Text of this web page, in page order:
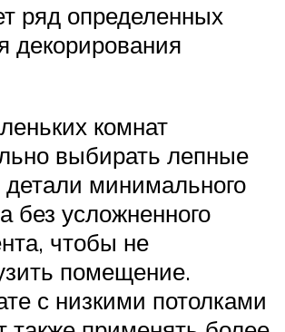
ряд определенных
декорирования
комнат
выбирать лепные
минимального
без усложненного
чтобы не
помещение.
с низкими потолками